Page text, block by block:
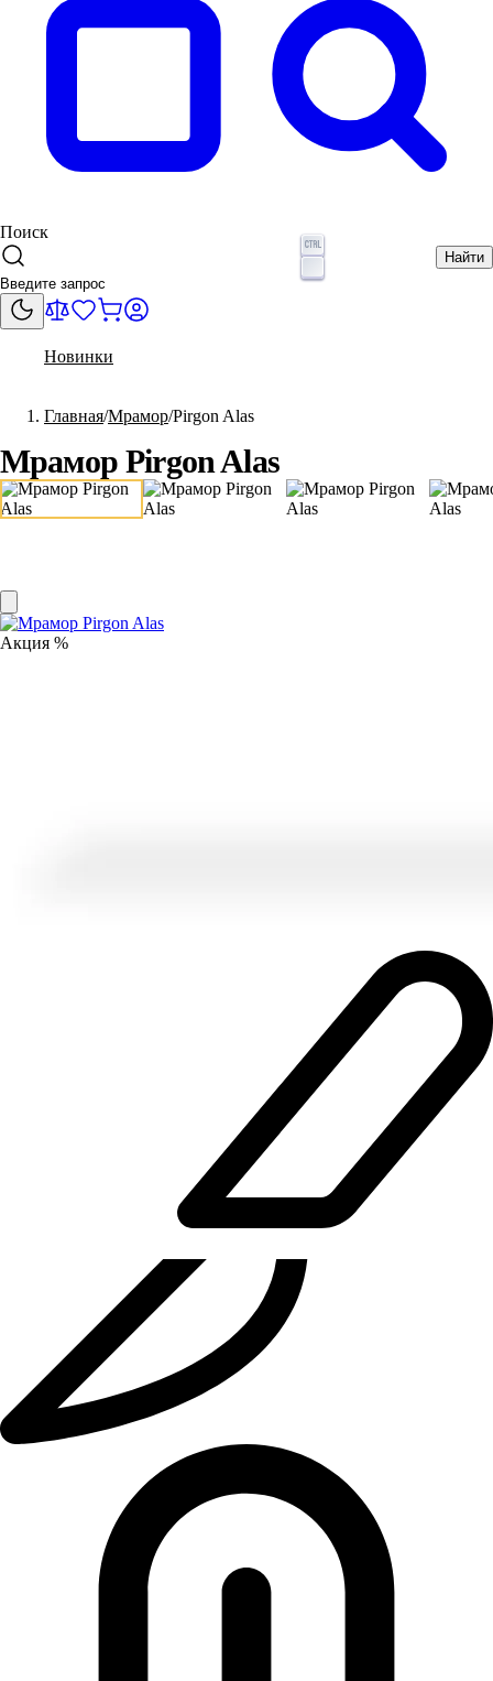
Поиск
Найти
Новинки
Главная Мрамор Pirgon Alas
Мрамор Pirgon Alas
Акция %